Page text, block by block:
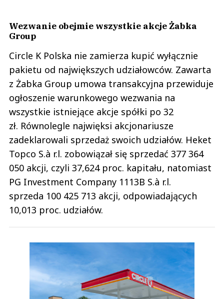
Wezwanie obejmie wszystkie akcje Żabka
Group
Circle K Polska nie zamierza kupić wyłącznie
pakietu od największych udziałowców. Zawarta
z Żabka Group umowa transakcyjna przewiduje
ogłoszenie warunkowego wezwania na
wszystkie istniejące akcje spółki po 32
zł. Równolegle najwięksi akcjonariusze
zadeklarowali sprzedaż swoich udziałów. Heket
Topco S.à r.l. zobowiązał się sprzedać 377 364
050 akcji, czyli 37,624 proc. kapitału, natomiast
PG Investment Company 1113B S.à r.l.
sprzeda 100 425 713 akcji, odpowiadających
10,013 proc. udziałów.